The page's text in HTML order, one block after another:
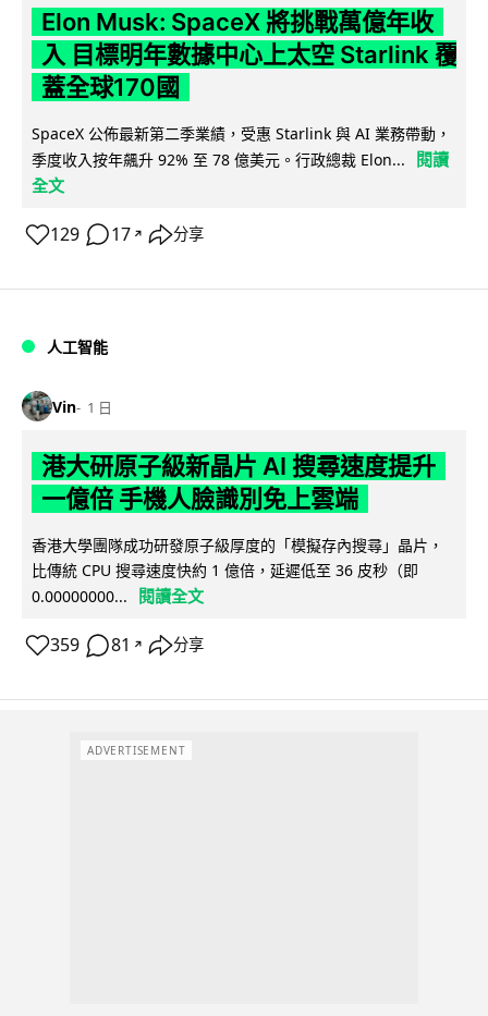
Elon Musk: SpaceX 將挑戰萬億年收
入 目標明年數據中心上太空 Starlink 覆
蓋全球170國
SpaceX 公佈最新第二季業績，受惠 Starlink 與 AI 業務帶動，
季度收入按年飆升 92% 至 78 億美元。行政總裁 Elon...
閱讀
全文
129 17 ↗ 分享
人工智能
Vin 1 日
港大研原子級新晶片 AI 搜尋速度提升
一億倍 手機人臉識別免上雲端
香港大學團隊成功研發原子級厚度的「模擬存內搜尋」晶片，
比傳統 CPU 搜尋速度快約 1 億倍，延遲低至 36 皮秒（即
0.00000000...
閱讀全文
359 81 ↗ 分享
ADVERTISEMENT